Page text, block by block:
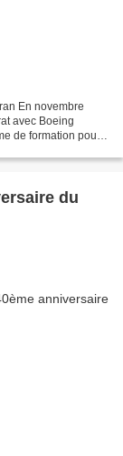
En novembre
avec Boeing
de formation pour
du